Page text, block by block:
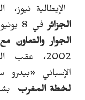
الإيطالية نيوز، السبت 11
الجزائرفي 8 يونيو تعليق
الجوار والتعاون
2002، عقب
الإسباني«بيدرو
لخطة المغرب